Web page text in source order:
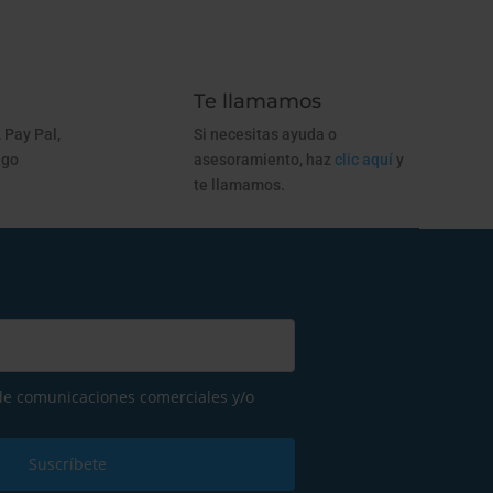
Pal,
Te llamamos
Si necesitas ayuda o
asesoramiento, haz clic aquíy
te llamamos.